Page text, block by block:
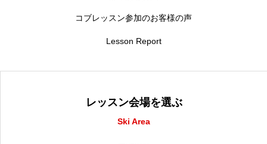
コブレッスン参加のお客様の声
Lesson Report
レッスン会場を選ぶ
Ski Area